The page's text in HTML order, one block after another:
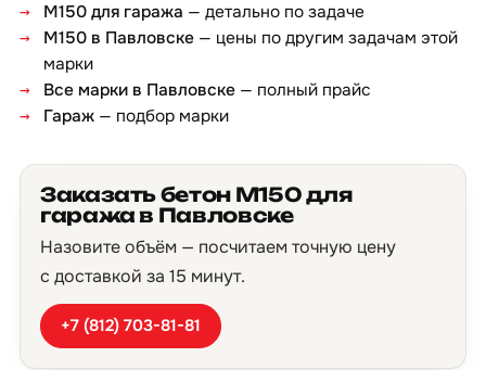
М150 для гаража — детально по задаче
М150 в Павловске — цены по другим задачам этой
марки
Все марки в Павловске — полный прайс
Гараж — подбор марки
Заказать бетон М150 для
гаража в Павловске
Назовите объём — посчитаем точную цену
с доставкой за 15 минут.
+7 (812) 703-81-81